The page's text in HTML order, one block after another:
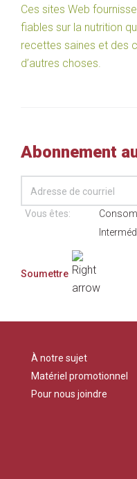
Ces sites Web
fiables sur la nutrition
recettes saines et des
d’autres choses.
Abonnement
Vous êtes:
À notre sujet
Matériel promotionnel
Pour nous joindre